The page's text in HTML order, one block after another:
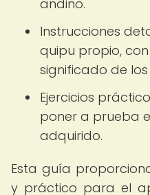
andino.
Instrucciones
quipu propio,
significado de
Ejercicios
poner a prueba
adquirido.
Esta guía
y práctico para el